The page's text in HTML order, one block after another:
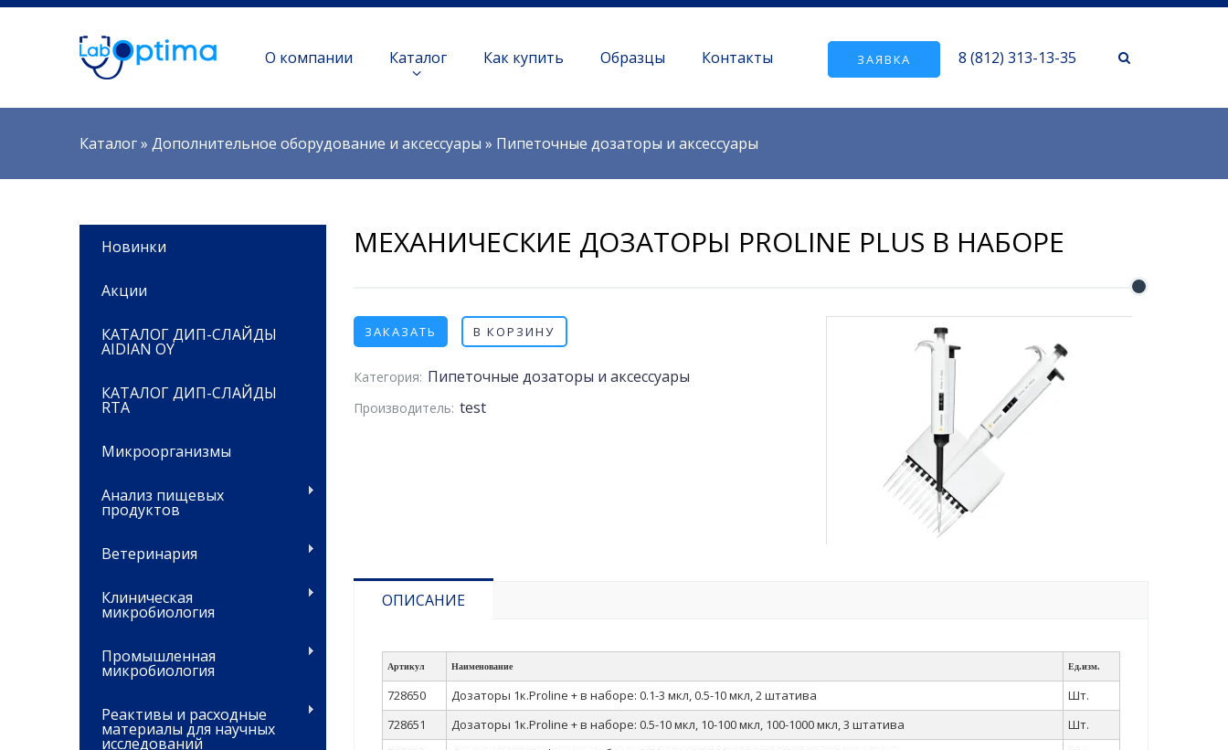
О компании Каталог Как купить Образцы Контакты ЗАЯВКА 8 (812) 313-13-35
Вы здесь
Каталог» Дополнительное оборудование и аксессуары » Пипеточные дозаторы и аксессуары
Новинки
Акции
КАТАЛОГ ДИП-СЛАЙДЫ
AIDIAN OY
КАТАЛОГ ДИП-СЛАЙДЫ
RTA
Микроорганизмы
Анализ пищевых
продуктов
Ветеринария
Клиническая
микробиология
Промышленная
микробиология
Реактивы и расходные
материалы для научных
исследований
МЕХАНИЧЕСКИЕ ДОЗАТОРЫ PROLINE PLUS В НАБОРЕ
ЗАКАЗАТЬ В КОРЗИНУ
Категория: Пипеточные дозаторы и аксессуары
Производитель: test
ОПИСАНИЕ
Артикул Наименование Ед.изм.
728650 Дозаторы 1к.Proline + в наборе: 0.1-3 мкл, 0.5-10 мкл, 2 штатива
Шт.
728651
Дозаторы 1к.Proline + в наборе: 0.5-10 мкл, 10-100 мкл, 100-1000 мкл, 3 штатива
Шт.